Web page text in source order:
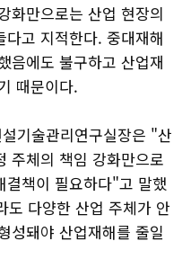
화만으로는 산업 현장의
고 지적한다. 중대재해
음에도 불구하고 산업재
때문이다.
기술관리연구실장은 "산
주체의 책임 강화만으로
책이 필요하다"고 말했
도 다양한 산업 주체가 안
성돼야 산업재해를 줄일